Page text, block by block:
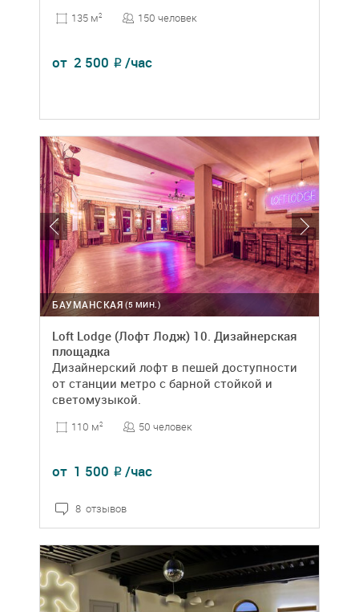
135 м2 150 человек
от 2 500 ₽ /час
(5 МИН.)
БАУМАНСКАЯ
Loft Lodge (Лофт Лодж) 10. Дизайнерская
площадка
Дизайнерский лофт в пешей доступности
от станции метро с барной стойкой и
светомузыкой.
110 м2 50 человек
от 1 500 ₽ /час
8 отзывов